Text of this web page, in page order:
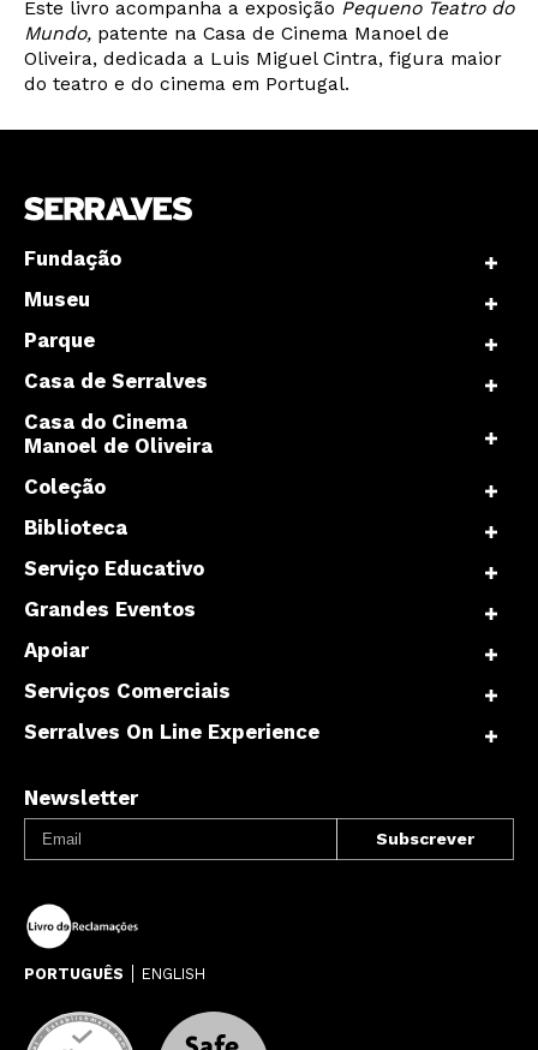
Este livro acompanha a exposição Pequeno Teatro do
Mundo, patente na Casa de Cinema Manoel de
Oliveira, dedicada a Luis Miguel Cintra, figura maior
do teatro e do cinema em Portugal.
Fundação
Museu
Parque
Casa de Serralves
Casa do Cinema
Manoel de Oliveira
Coleção
Biblioteca
Serviço Educativo
Grandes Eventos
Apoiar
Serviços Comerciais
Serralves On Line Experience
Newsletter
PORTUGUÊS ENGLISH